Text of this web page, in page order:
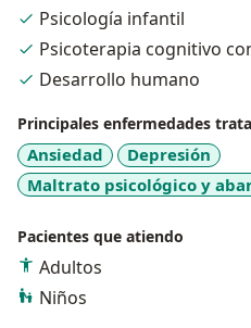
Puedes sentir la
estará en manos expertas.
atenderte!
Psicología infantil
Psicoterapia cognitivo
Desarrollo humano
Principales enfermedades
Ansiedad
Depresión
Maltrato psicológico y
Pacientes que atiendo
Adultos
Niños